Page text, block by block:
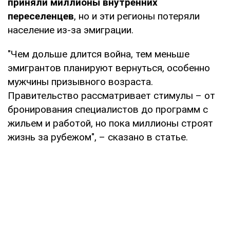
переселенцев, но и эти регионы потеряли
население из-за эмиграции.
"Чем дольше длится война, тем меньше
эмигрантов планируют вернуться, особенно
мужчины призывного возраста.
Правительство рассматривает стимулы – от
бронирования специалистов до программ с
жильем и работой, но пока миллионы строят
жизнь за рубежом", – сказано в статье.